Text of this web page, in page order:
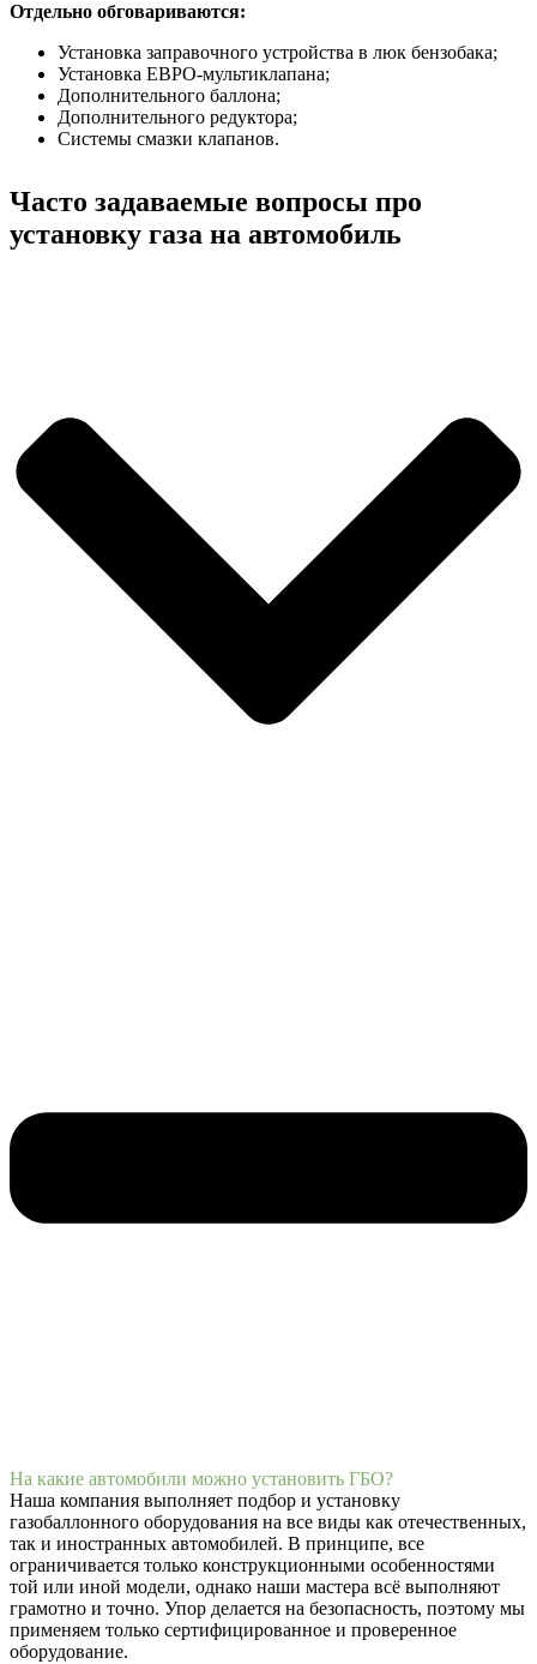
Отдельно обговариваются:
Установка заправочного устройства в люк бензобака;
Установка ЕВРО-мультиклапана;
Дополнительного баллона;
Дополнительного редуктора;
Системы смазки клапанов.
Часто задаваемые вопросы про
установку газа на автомобиль
На какие автомобили можно установить ГБО?
Наша компания выполняет подбор и установку
газобаллонного оборудования на все виды как отечественных,
так и иностранных автомобилей. В принципе, все
ограничивается только конструкционными особенностями
той или иной модели, однако наши мастера всё выполняют
грамотно и точно. Упор делается на безопасность, поэтому мы
применяем только сертифицированное и проверенное
оборудование.